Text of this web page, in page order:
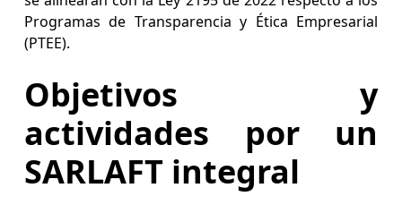
Programas de Transparencia y Ética Empresarial
(PTEE).
Objetivos y
actividades por un
SARLAFT integral